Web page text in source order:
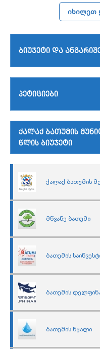
ბიუჯეტი და
პეტიციები
ქალაქ ბათუმის
წლის ბიუჯეტი
ქალაქ ბათუმის
მწვანე ბათუმი
ბათუმის
ბათუმის
ბათუმის წყალი
იხილეთ